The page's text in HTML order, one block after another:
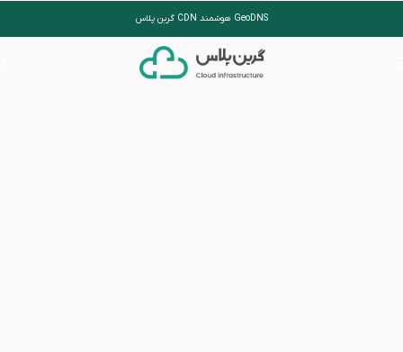
GeoDNS هوشمند CDN گرین پلاس